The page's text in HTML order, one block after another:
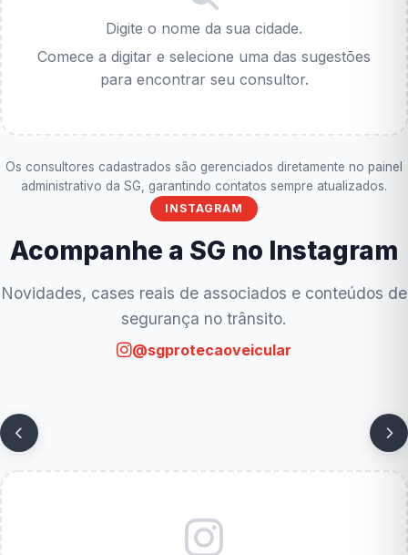
Digite o nome da sua cidade.
Comece a digitar e selecione uma das sugestões
para encontrar seu consultor.
Os consultores cadastrados são gerenciados diretamente no painel
administrativo da SG, garantindo contatos sempre atualizados.
INSTAGRAM
Acompanhe a SG no Instagram
Novidades, cases reais de associados e conteúdos de
segurança no trânsito.
@sgprotecaoveicular